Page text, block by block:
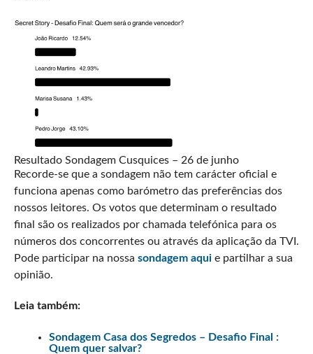
Resultado Sondagem Cusquices – 26 de junho
Recorde-se que a sondagem não tem carácter oficial e
funciona apenas como barómetro das preferências dos
nossos leitores. Os votos que determinam o resultado
final são os realizados por chamada telefónica para os
números dos concorrentes ou através da aplicação da TVI.
Pode participar na nossa sondagem aquie partilhar a sua
opinião.
Leia também:
Sondagem Casa dos Segredos – Desafio Final :
Quem quer salvar?